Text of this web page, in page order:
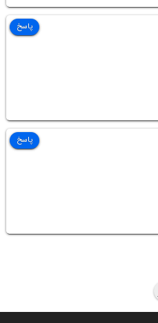
پاسخ
پاسخ